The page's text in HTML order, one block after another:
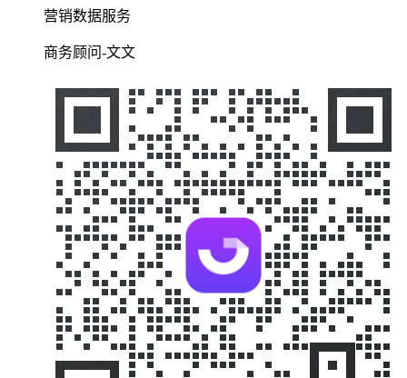
营销数据服务
商务顾问-文文